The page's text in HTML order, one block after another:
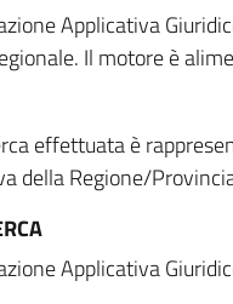
Applicativa
Il motore è
effettuata è
della Regione/
Applicativa